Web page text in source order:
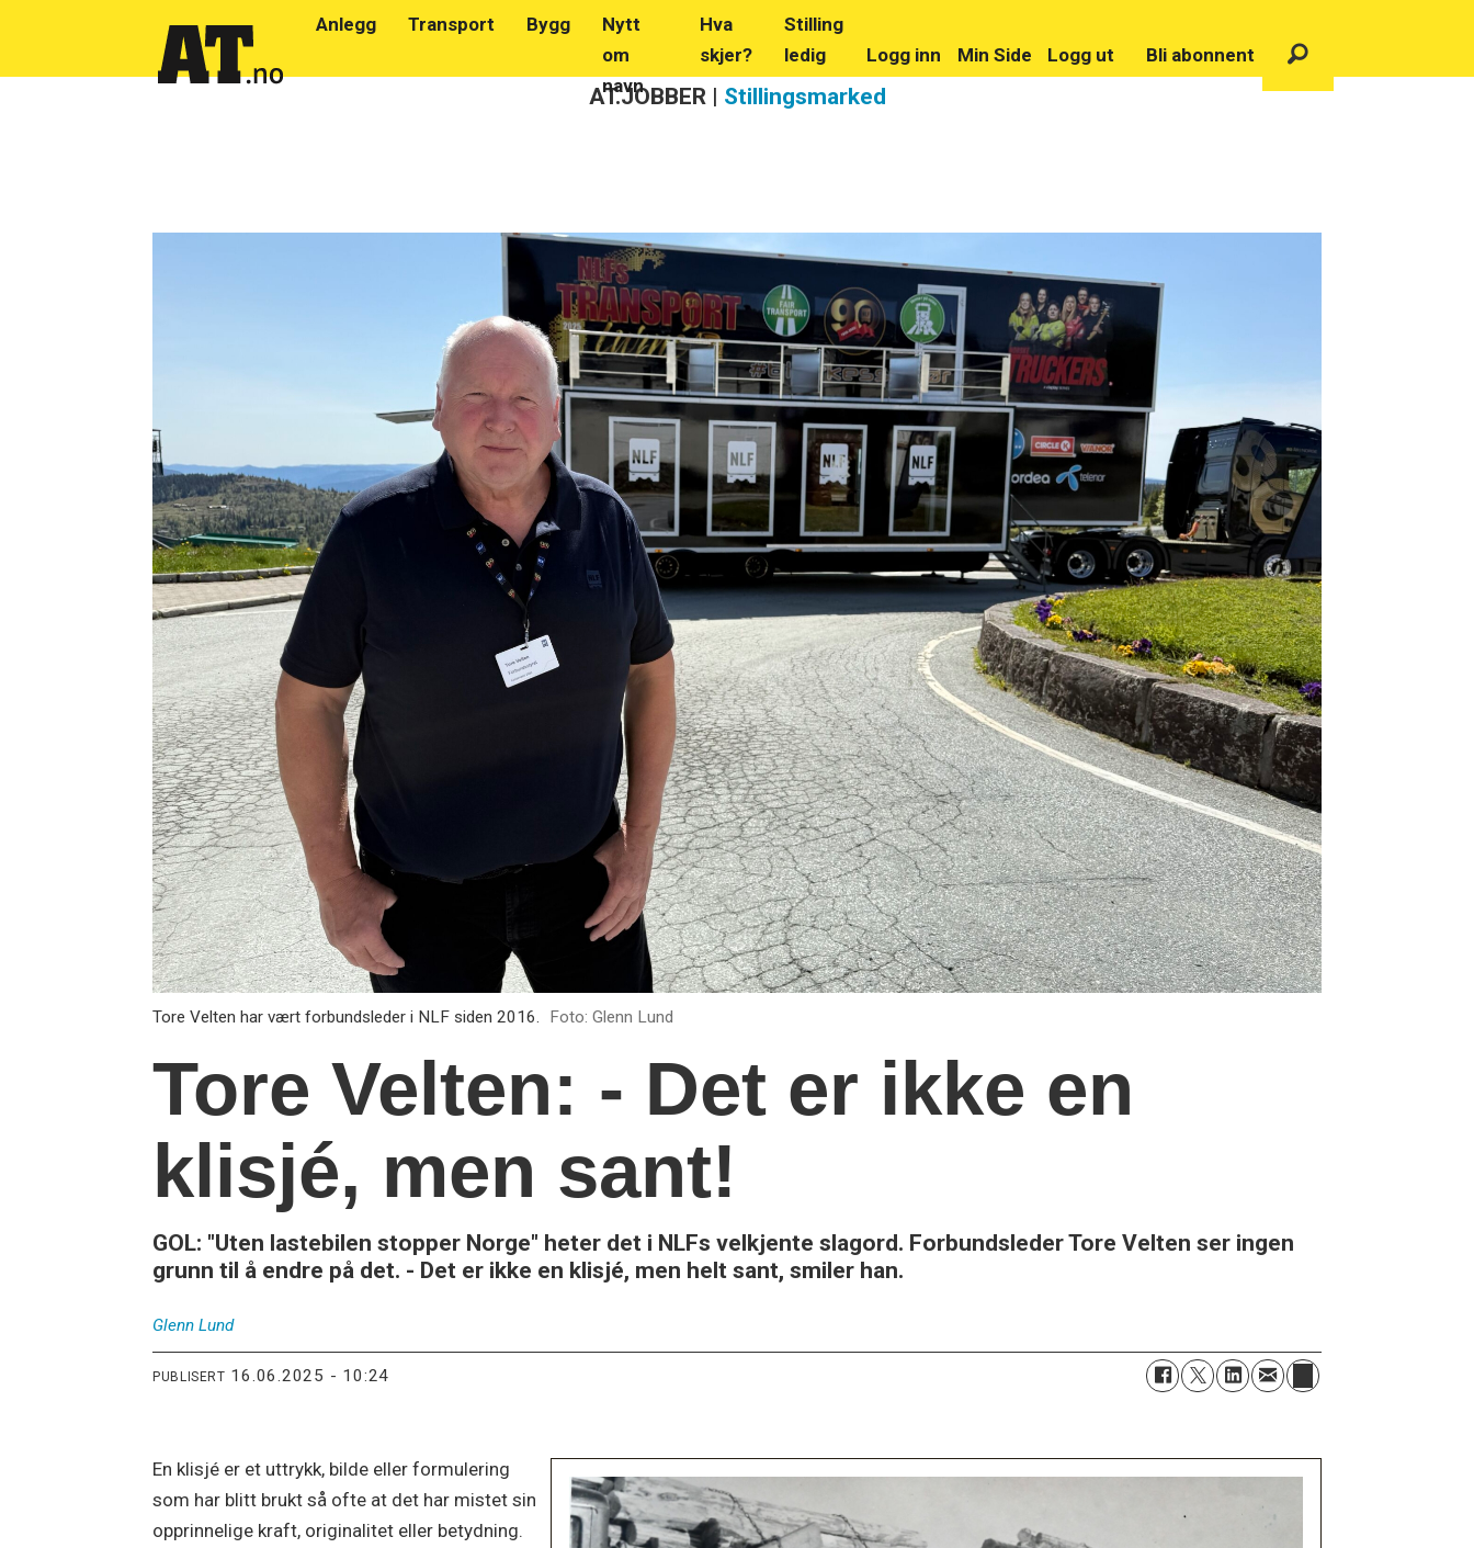
Anlegg Transport Bygg
Nytt
om
navn
Hva
skjer?
Stilling
ledig
Logg inn Min Side Logg ut Bli abonnent
AT.JOBBER | Stillingsmarked
Tore Velten har vært forbundsleder i NLF siden 2016. Foto: Glenn Lund
Tore Velten: - Det er ikke en
klisjé, men sant!
GOL: "Uten lastebilen stopper Norge" heter det i NLFs velkjente slagord. Forbundsleder Tore Velten ser ingen
grunn til å endre på det. - Det er ikke en klisjé, men helt sant, smiler han.
Glenn Lund
PUBLISERT 16.06.2025 - 10:24
En klisjé er et uttrykk, bilde eller formulering
som har blitt brukt så ofte at det har mistet sin
opprinnelige kraft, originalitet eller betydning.